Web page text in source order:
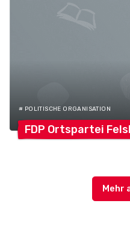
# POLITISCHE ORGANISATION
FDP Ortspartei